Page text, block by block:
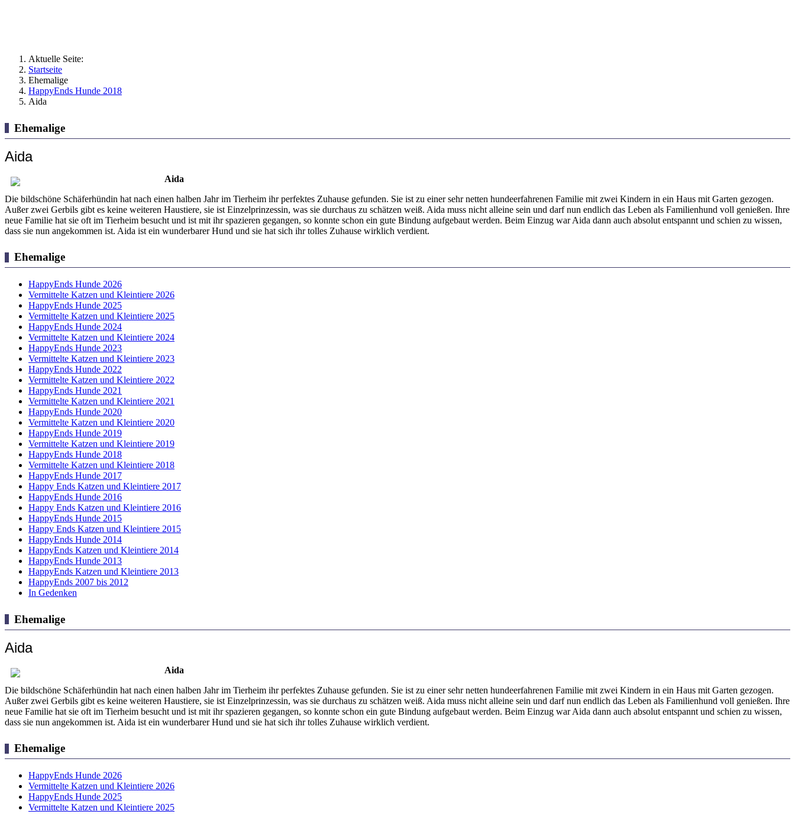
Aktuelle Seite:
Startseite
Ehemalige
HappyEnds Hunde 2018
Aida
Ehemalige
Aida
Aida
Die bildschöne Schäferhündin hat nach einen halben Jahr im Tierheim ihr perfektes Zuhause gefunden. Sie ist zu einer sehr netten hundeerfahrenen Familie mit zwei Kindern in ein Haus mit Garten gezogen.
Außer zwei Gerbils gibt es keine weiteren Haustiere, sie ist Einzelprinzessin, was sie durchaus zu schätzen weiß. Aida muss nicht alleine sein und darf nun endlich das Leben als Familienhund voll genießen. Ihre
neue Familie hat sie oft im Tierheim besucht und ist mit ihr spazieren gegangen, so konnte schon ein gute Bindung aufgebaut werden. Beim Einzug war Aida dann auch absolut entspannt und schien zu wissen,
dass sie nun angekommen ist. Aida ist ein wunderbarer Hund und sie hat sich ihr tolles Zuhause wirklich verdient.
Ehemalige
HappyEnds Hunde 2026
Vermittelte Katzen und Kleintiere 2026
HappyEnds Hunde 2025
Vermittelte Katzen und Kleintiere 2025
HappyEnds Hunde 2024
Vermittelte Katzen und Kleintiere 2024
HappyEnds Hunde 2023
Vermittelte Katzen und Kleintiere 2023
HappyEnds Hunde 2022
Vermittelte Katzen und Kleintiere 2022
HappyEnds Hunde 2021
Vermittelte Katzen und Kleintiere 2021
HappyEnds Hunde 2020
Vermittelte Katzen und Kleintiere 2020
HappyEnds Hunde 2019
Vermittelte Katzen und Kleintiere 2019
HappyEnds Hunde 2018
Vermittelte Katzen und Kleintiere 2018
HappyEnds Hunde 2017
Happy Ends Katzen und Kleintiere 2017
HappyEnds Hunde 2016
Happy Ends Katzen und Kleintiere 2016
HappyEnds Hunde 2015
Happy Ends Katzen und Kleintiere 2015
HappyEnds Hunde 2014
HappyEnds Katzen und Kleintiere 2014
HappyEnds Hunde 2013
HappyEnds Katzen und Kleintiere 2013
HappyEnds 2007 bis 2012
In Gedenken
Ehemalige
Aida
Aida
Die bildschöne Schäferhündin hat nach einen halben Jahr im Tierheim ihr perfektes Zuhause gefunden. Sie ist zu einer sehr netten hundeerfahrenen Familie mit zwei Kindern in ein Haus mit Garten gezogen.
Außer zwei Gerbils gibt es keine weiteren Haustiere, sie ist Einzelprinzessin, was sie durchaus zu schätzen weiß. Aida muss nicht alleine sein und darf nun endlich das Leben als Familienhund voll genießen. Ihre
neue Familie hat sie oft im Tierheim besucht und ist mit ihr spazieren gegangen, so konnte schon ein gute Bindung aufgebaut werden. Beim Einzug war Aida dann auch absolut entspannt und schien zu wissen,
dass sie nun angekommen ist. Aida ist ein wunderbarer Hund und sie hat sich ihr tolles Zuhause wirklich verdient.
Ehemalige
HappyEnds Hunde 2026
Vermittelte Katzen und Kleintiere 2026
HappyEnds Hunde 2025
Vermittelte Katzen und Kleintiere 2025